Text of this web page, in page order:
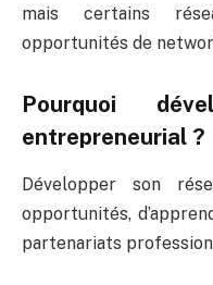
mais certains
opportunités de
Pourquoi
entrepreneurial ?
Développer son
opportunités,
partenariats